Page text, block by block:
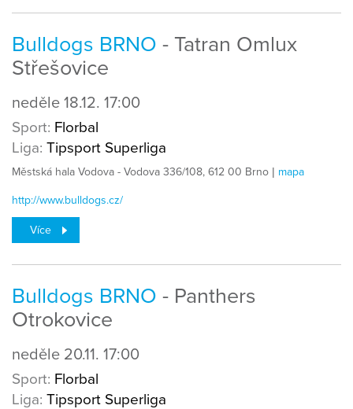
Bulldogs BRNO - Tatran Omlux
Střešovice
neděle 18.12. 17:00
Sport: Florbal
Liga: Tipsport Superliga
Městská hala Vodova - Vodova 336/108, 612 00 Brno | mapa
http://www.bulldogs.cz/
Více
Bulldogs BRNO - Panthers
Otrokovice
neděle 20.11. 17:00
Sport: Florbal
Liga: Tipsport Superliga